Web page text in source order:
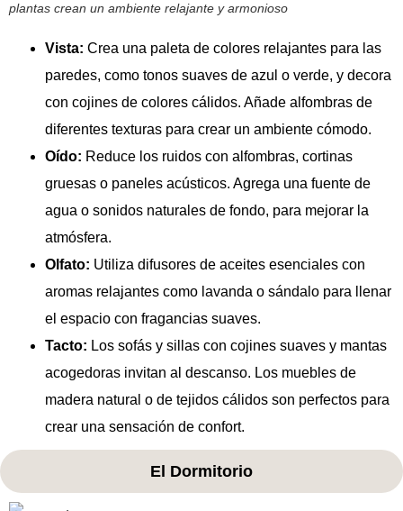
plantas crean un ambiente relajante y armonioso
Vista: Crea una paleta de colores relajantes para las
paredes, como tonos suaves de azul o verde, y decora
con cojines de colores cálidos. Añade alfombras de
diferentes texturas para crear un ambiente cómodo.
Oído: Reduce los ruidos con alfombras, cortinas
gruesas o paneles acústicos. Agrega una fuente de
agua o sonidos naturales de fondo, para mejorar la
atmósfera.
Olfato: Utiliza difusores de aceites esenciales con
aromas relajantes como lavanda o sándalo para llenar
el espacio con fragancias suaves.
Tacto: Los sofás y sillas con cojines suaves y mantas
acogedoras invitan al descanso. Los muebles de
madera natural o de tejidos cálidos son perfectos para
crear una sensación de confort.
El Dormitorio